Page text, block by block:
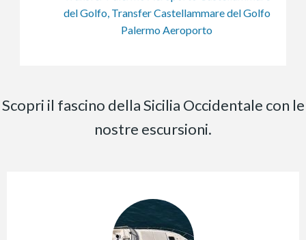
del Golfo, Transfer Castellammare del Golfo
Palermo Aeroporto
Scopri il fascino della Sicilia Occidentale con le
nostre escursioni.